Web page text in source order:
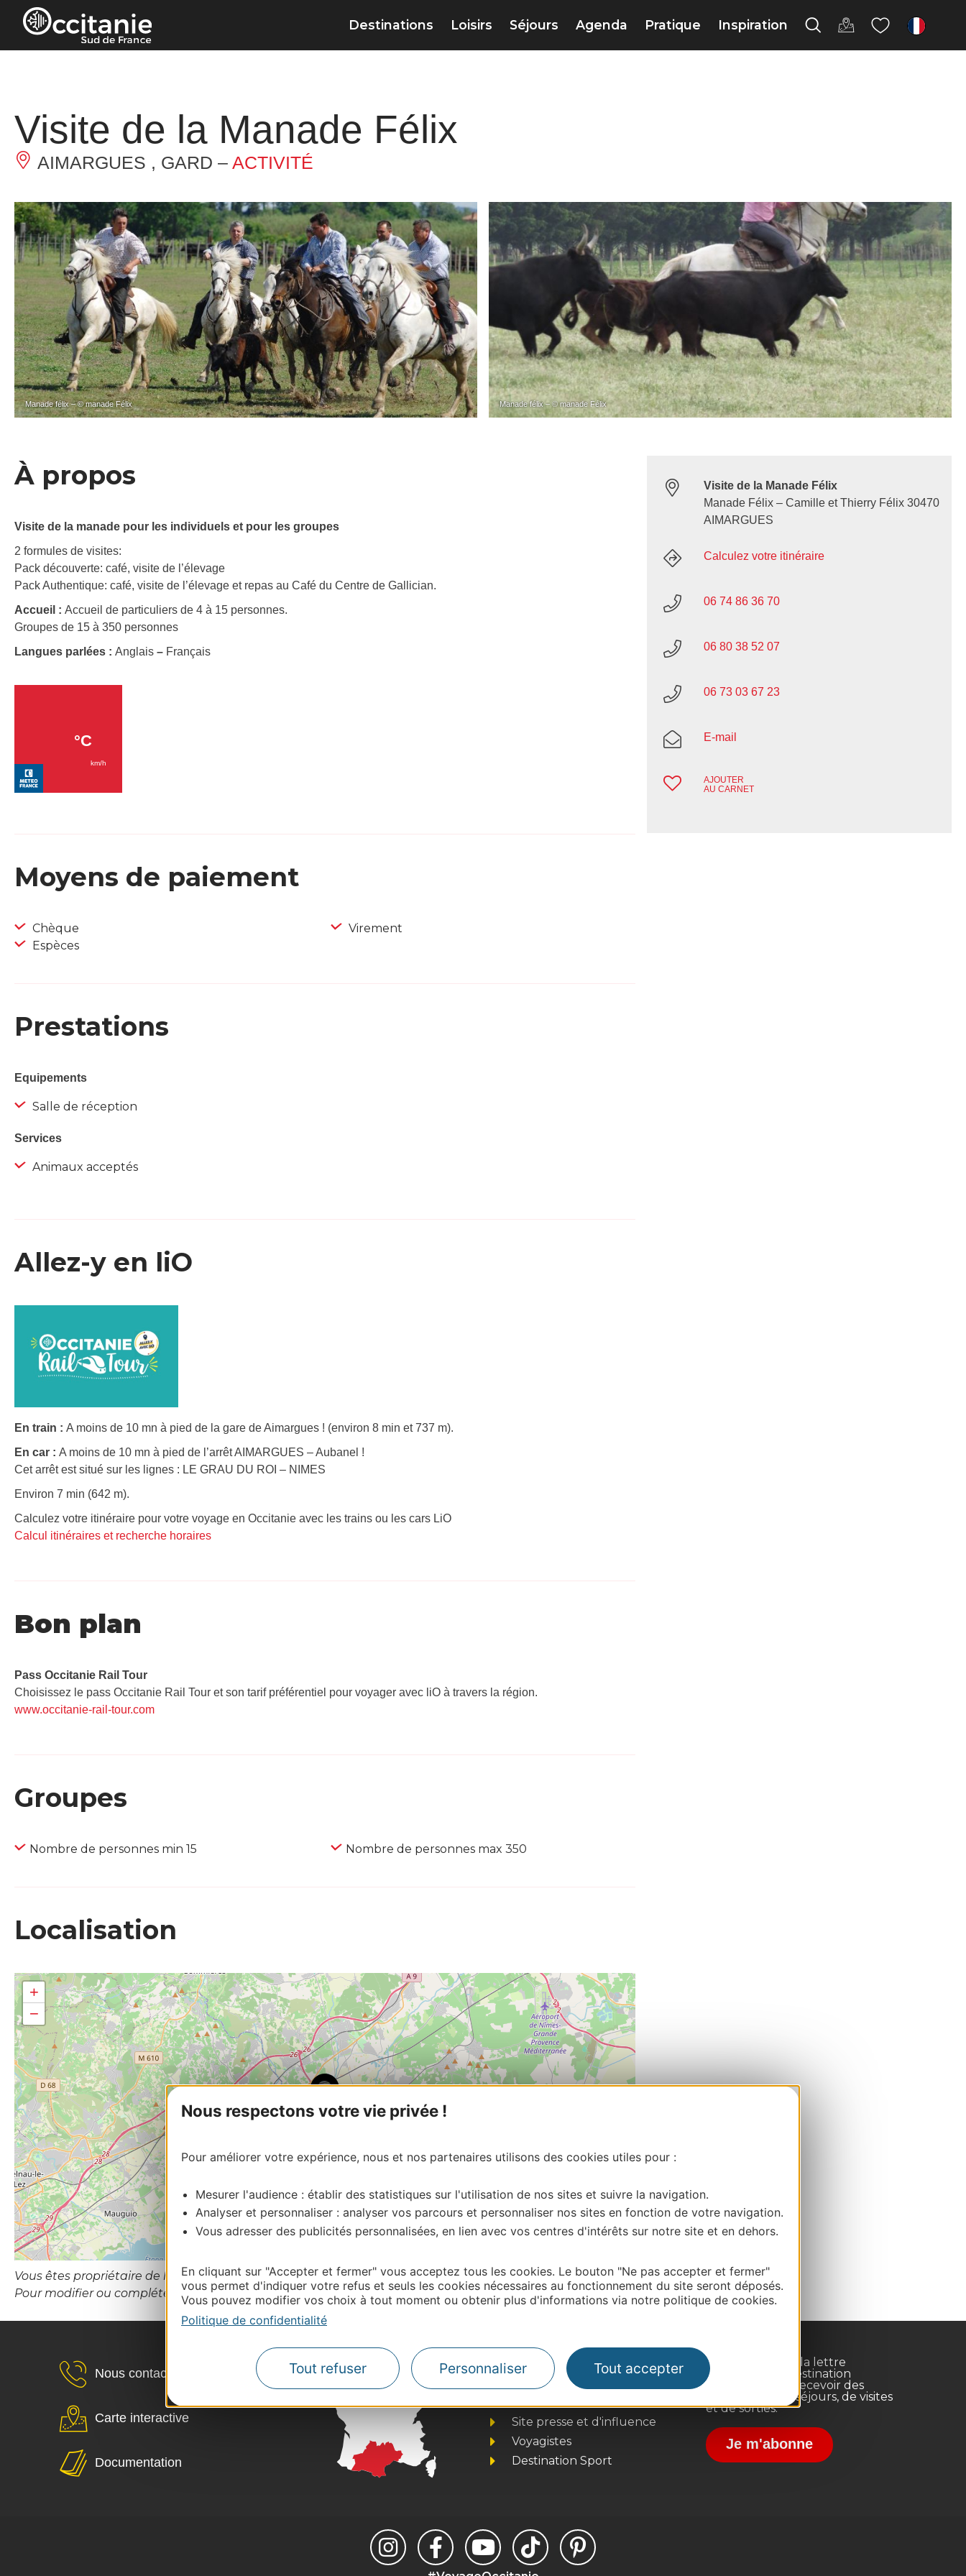
Panneau de gestion des cookies
Nous respectons votre vie privée !
Pour améliorer votre expérience, nous et nos partenaires utilisons des cookies utiles pour :
Mesurer l'audience : établir des statistiques sur l'utilisation de nos sites et suivre la navigation.
Analyser et personnaliser : analyser vos parcours et personnaliser nos sites en fonction de votre navigation.
Vous adresser des publicités personnalisées, en lien avec vos centres d'intérêts sur notre site et en dehors.
En cliquant sur "Accepter et fermer" vous acceptez tous les cookies. Le bouton "Ne pas accepter et fermer"
vous permet d'indiquer votre refus et seuls les cookies nécessaires au fonctionnement du site seront déposés.
Vous pouvez modifier vos choix à tout moment ou obtenir plus d'informations via notre politique de cookies.
Politique de confidentialité
Tout refuser Personnaliser Tout accepter
Destinations Loisirs Séjours Agenda Pratique Inspiration fr
Visite de la Manade Félix
AIMARGUES , GARD – ACTIVITÉ
Manade félix – © manade Félix Manade félix – © manade Félix
À propos
Visite de la manade pour les individuels et pour les groupes
2 formules de visites:
Pack découverte: café, visite de l’élevage
Pack Authentique: café, visite de l’élevage et repas au Café du Centre de Gallician.
Accueil : Accueil de particuliers de 4 à 15 personnes.
Groupes de 15 à 350 personnes
Langues parlées : Anglais – Français
Moyens de paiement
Chèque
Espèces
Virement
Prestations
Equipements
Salle de réception
Services
Animaux acceptés
Allez-y en liO
En train : A moins de 10 mn à pied de la gare de Aimargues ! (environ 8 min et 737 m).
En car : A moins de 10 mn à pied de l’arrêt AIMARGUES – Aubanel !
Cet arrêt est situé sur les lignes : LE GRAU DU ROI – NIMES
Environ 7 min (642 m).
Calculez votre itinéraire pour votre voyage en Occitanie avec les trains ou les cars LiO
Calcul itinéraires et recherche horaires
Bon plan
Pass Occitanie Rail Tour​
Choisissez le pass Occitanie Rail Tour et son tarif préférentiel pour voyager avec liO à travers la région.
www.occitanie-rail-tour.com
Groupes
Nombre de personnes min 15 Nombre de personnes max 350
Localisation
+
−
Vous êtes propriétaire de l’établissement ou le gestionnaire de cette activité?
Pour modifier ou compléter cette fiche, merci de contacter Gard Tourisme.
Visite de la Manade Félix
Manade Félix – Camille et Thierry Félix 30470
AIMARGUES
Calculez votre itinéraire
06 74 86 36 70
06 80 38 52 07
06 73 03 67 23
E-mail
AJOUTER
AU CARNET
Nous contacter
Carte interactive
Documentation
Thermalisme
Business/Mice
Pros d'Occitanie
Site presse et d'influence
Voyagistes
Destination Sport
Inscrivez-vous à la lettre
d'information Destination
Occitanie pour recevoir des
suggestions de séjours, de visites
et de sorties.
Je m'abonne